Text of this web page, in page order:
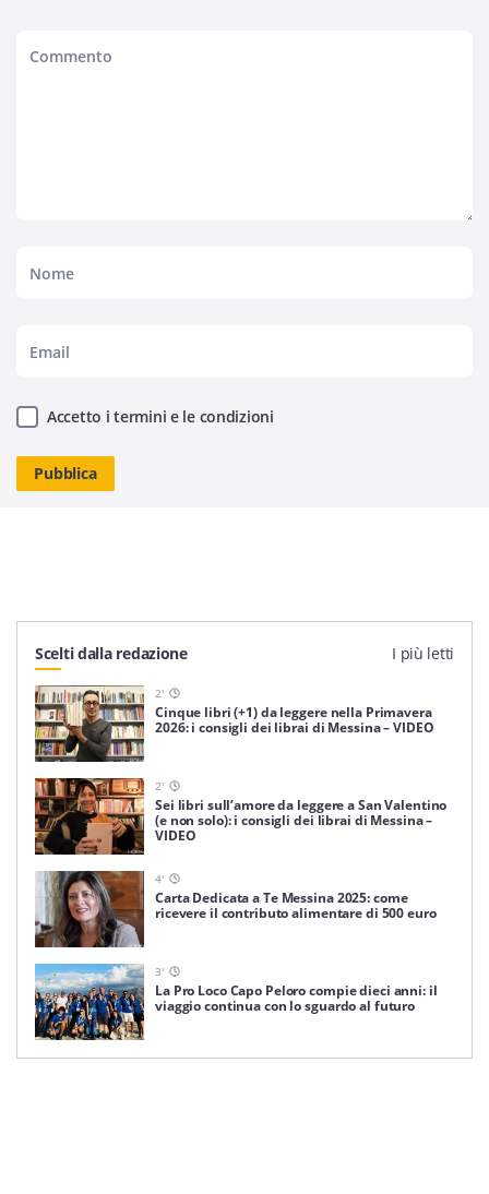
Accetto i termini e le condizioni
Scelti dalla redazione I più letti
2'
Cinque libri (+1) da leggere nella Primavera
2026: i consigli dei librai di Messina – VIDEO
2'
Sei libri sull’amore da leggere a San Valentino
(e non solo): i consigli dei librai di Messina –
VIDEO
4'
Carta Dedicata a Te Messina 2025: come
ricevere il contributo alimentare di 500 euro
3'
La Pro Loco Capo Peloro compie dieci anni: il
viaggio continua con lo sguardo al futuro